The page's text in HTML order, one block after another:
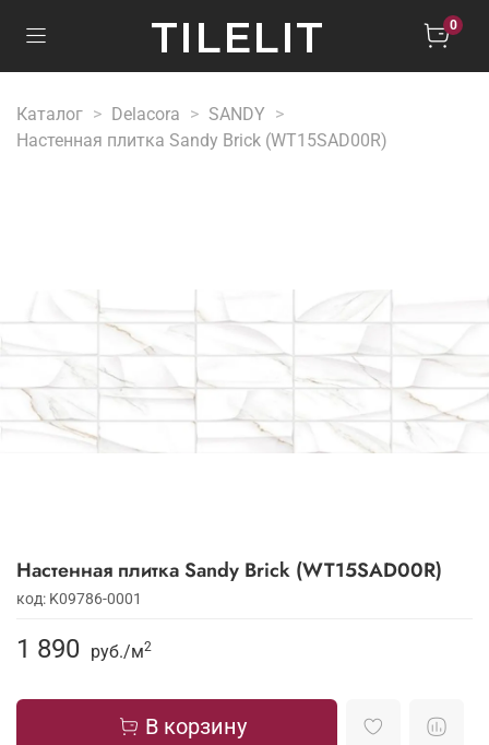
TILELIT 0
Каталог Delacora
SANDY
Настенная плитка Sandy Brick (WT15SAD00R)
Настенная плитка Sandy Brick (WT15SAD00R)
код: K09786-0001
1 890 руб./м2
В корзину